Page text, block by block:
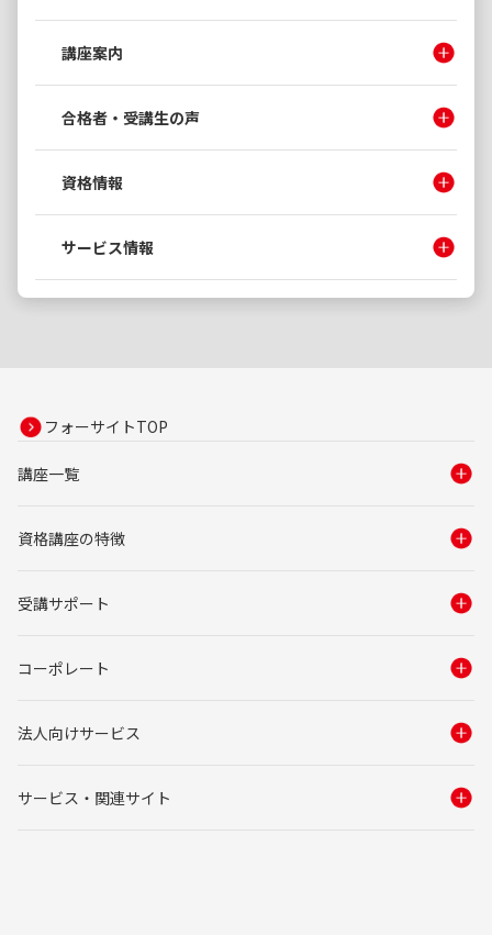
講座案内
合格者・受講生の声
資格情報
サービス情報
フォーサイトTOP
講座一覧
資格講座の特徴
受講サポート
コーポレート
法人向けサービス
サービス・関連サイト